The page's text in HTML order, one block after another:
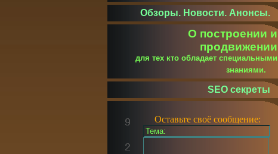
Обзоры. Новости. Анонсы.
О построении и
продвижении
для тех кто обладает специальными
знаниями.
SEO секреты
Оставьте своё сообщение: